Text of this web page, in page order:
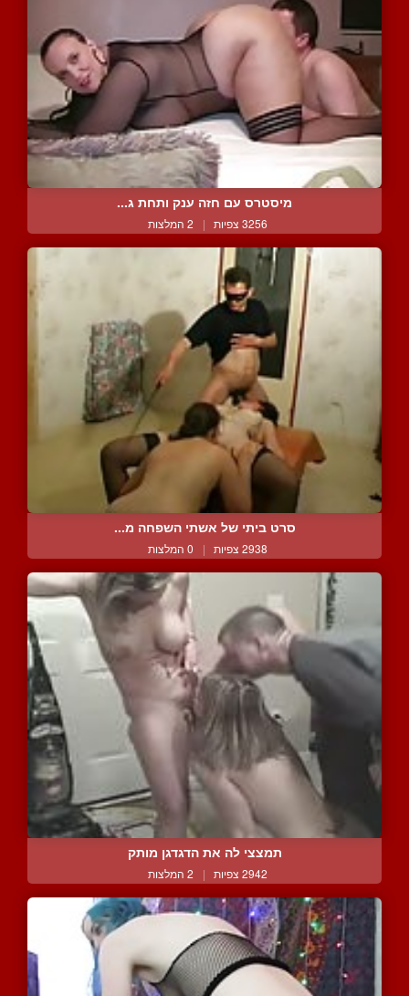
מיסטרס עם חזה ענק ותחת ג...
3256 צפיות | 2 המלצות
סרט ביתי של אשתי השפחה מ...
2938 צפיות | 0 המלצות
תמצצי לה את הדגדגן מותק
2942 צפיות | 2 המלצות